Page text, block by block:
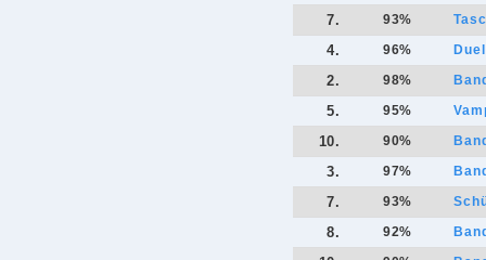
7. 93%
4. 96%
2. 98%
5. 95%
10. 90%
3. 97%
7. 93%
8. 92%